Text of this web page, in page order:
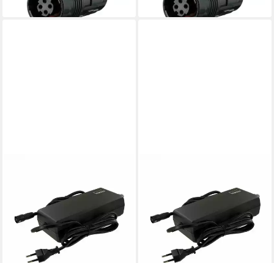
lieferbar - in 3-4 Werktagen bei dir lieferbar - in 3-4 Werktagen bei dir